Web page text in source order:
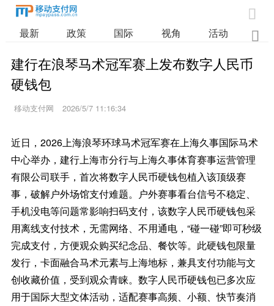

最新 政策 国际 视角 活动 业

建行在浪琴马术冠军赛上发布数字人民币
硬钱包
移动支付网 2026/5/7 11:16:34
近日，2026上海浪琴环球马术冠军赛在上海久事国际马术
中心举办，建行上海市分行与上海久事体育赛事运营管理
有限公司联手，首次将数字人民币硬钱包植入该顶级赛
事，破解户外场馆支付难题。户外赛事看台信号不稳定、
手机没电等问题常影响扫码支付，该数字人民币硬钱包采
用离线支付技术，无需网络、不用通电，“碰一碰”即可秒级
完成支付，方便观众购买纪念品、餐饮等。此硬钱包限量
发行，卡面融合马术元素与上海地标，兼具支付功能与文
创收藏价值，受到观众青睐。数字人民币硬钱包已多次应
用于国际大型文体活动，适配赛事高频、小额、快节奏消